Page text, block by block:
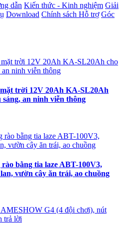
dẫn Kiến thức - Kinh nghiệm Giải
Download Chính sách Hỗ trợ Góc
trời 12V 20Ah KA-SL20Ah
sáng, an ninh viễn thông
bằng tia laze ABT-100V3,
vườn cây ăn trái, ao chuồng